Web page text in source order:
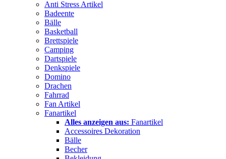
Anti Stress Artikel
Badeente
Bälle
Basketball
Brettspiele
Camping
Dartspiele
Denkspiele
Domino
Drachen
Fahrrad
Fan Artikel
Fanartikel
Alles anzeigen aus: Fanartikel
Accessoires Dekoration
Bälle
Becher